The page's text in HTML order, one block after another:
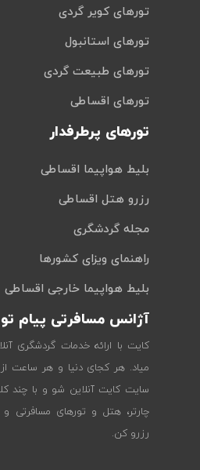
تورهای کویر گردی
تورهای استانبول
تورهای طبیعت گردی
تورهای اقساطی
تورهای پرطرفدار
بلیط هواپیما اقساطی
رزرو هتل اقساطی
مجله گردشگری
راهنمای ویزای کشورها
بلیط هواپیما خارجی اقساطی
آژانس مسافرتی پیام
کایت با ارائه خدمات گردشگری
میاد. هر کجای دنیا و هر ساعت
سایت کایت آنلاین شو و با چند
چارتر، هتل و تورهای مسافرتی
رزرو کن.